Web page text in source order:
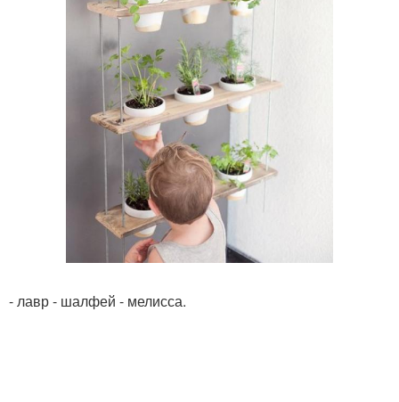
- лавр - шалфей - мелисса.